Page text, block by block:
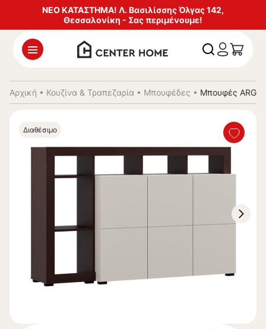
ΝΕΟ ΚΑΤΑΣΤΗΜΑ! Λ. Βασιλίσσης Όλγας 142,
Θεσσαλονίκη - Σας περιμένουμε!
Αρχική • Κουζίνα & Τραπεζαρία • Μπουφέδες • Μπουφές
Διαθέσιμο